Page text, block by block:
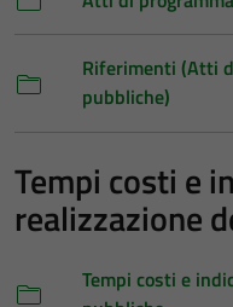
Riferimenti (Atti
pubbliche)
Tempi costi e
realizzazione
Tempi costi e